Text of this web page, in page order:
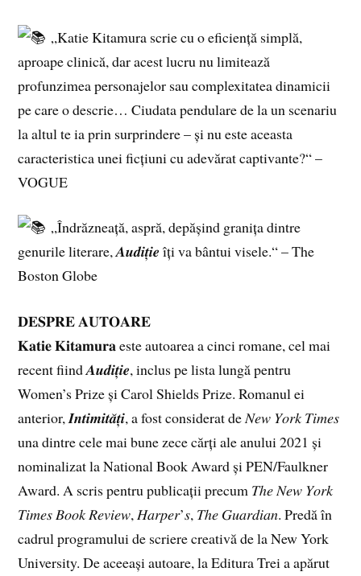
„Katie Kitamura scrie cu o eficiență simplă,
aproape clinică, dar acest lucru nu limitează
profunzimea personajelor sau complexitatea dinamicii
pe care o descrie… Ciudata pendulare de la un scenariu
la altul te ia prin surprindere – și nu este aceasta
caracteristica unei ficțiuni cu adevărat captivante?“ –
VOGUE
„Îndrăzneață, aspră, depășind granița dintre
genurile literare, 𝑨𝒖𝒅𝒊𝒕̦𝒊𝒆 îți va bântui visele.“ – The
Boston Globe
𝐃𝐄𝐒𝐏𝐑𝐄 𝐀𝐔𝐓𝐎𝐀𝐑𝐄
𝐊𝐚𝐭𝐢𝐞 𝐊𝐢𝐭𝐚𝐦𝐮𝐫𝐚 este autoarea a cinci romane, cel mai
recent fiind 𝑨𝒖𝒅𝒊𝒕̦𝒊𝒆, inclus pe lista lungă pentru
Women’s Prize și Carol Shields Prize. Romanul ei
anterior, 𝑰𝒏𝒕𝒊𝒎𝒊𝒕𝒂̆𝒕̦𝒊, a fost considerat de 𝑁𝑒𝑤 𝑌𝑜𝑟𝑘 𝑇𝑖𝑚𝑒𝑠
una dintre cele mai bune zece cărți ale anului 2021 și
nominalizat la National Book Award și PEN/Faulkner
Award. A scris pentru publicații precum 𝑇ℎ𝑒 𝑁𝑒𝑤 𝑌𝑜𝑟𝑘
𝑇𝑖𝑚𝑒𝑠 𝐵𝑜𝑜𝑘 𝑅𝑒𝑣𝑖𝑒𝑤, 𝐻𝑎𝑟𝑝𝑒𝑟’𝑠, 𝑇ℎ𝑒 𝐺𝑢𝑎𝑟𝑑𝑖𝑎𝑛. Predă în
cadrul programului de scriere creativă de la New York
University. De aceeași autoare, la Editura Trei a apărut